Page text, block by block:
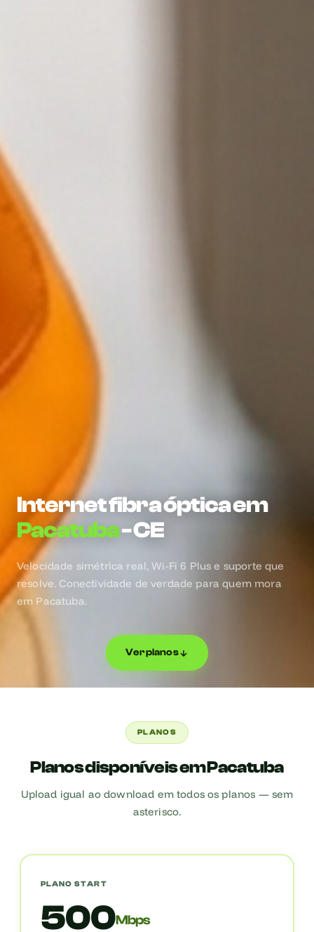
Internet fibra óptica em
Pacatuba- CE
Velocidade simétrica real, Wi-Fi 6 Plus e suporte que
resolve. Conectividade de verdade para quem mora
em Pacatuba.
Ver planos
PLANOS
Planos disponíveis em Pacatuba
Upload igual ao download em todos os planos — sem
asterisco.
PLANO START
500Mbps